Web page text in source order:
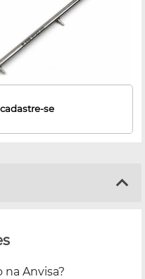
cadastre-se
na Anvisa?